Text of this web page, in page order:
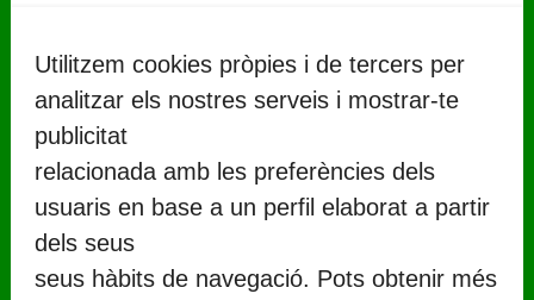
Utilitzem cookies pròpies i de tercers per
analitzar els nostres serveis i mostrar-te
publicitat
relacionada amb les preferències dels
usuaris en base a un perfil elaborat a partir
dels seus
seus hàbits de navegació. Pots obtenir més
Ajuntament de Llorenç del Penedès